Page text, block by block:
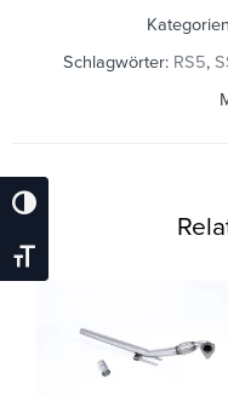
Umschalten Auf Hohe
Schrift Vergrößern
Schlagwörter: RS5,